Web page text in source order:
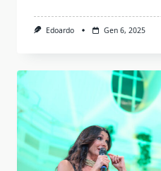
Edoardo Gen 6, 2025